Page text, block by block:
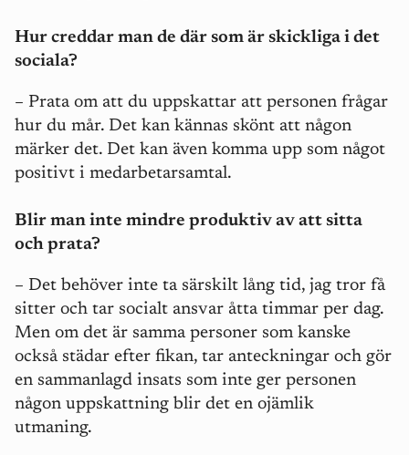
Hur creddar man de där som är skickliga i det
sociala?
– Prata om att du uppskattar att personen frågar
hur du mår. Det kan kännas skönt att någon
märker det. Det kan även komma upp som något
positivt i medarbetarsamtal.
Blir man inte mindre produktiv av att sitta
och prata?
– Det behöver inte ta särskilt lång tid, jag tror få
sitter och tar socialt ansvar åtta timmar per dag.
Men om det är samma personer som kanske
också städar efter fikan, tar anteckningar och gör
en sammanlagd insats som inte ger personen
någon uppskattning blir det en ojämlik
utmaning.